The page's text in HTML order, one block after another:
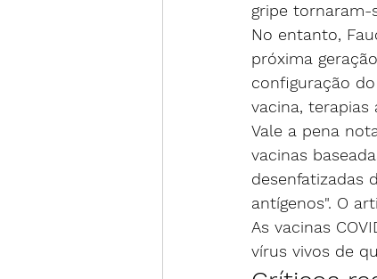
gripe tornaram-
No entanto,
próxima
configuração
vacina,
Vale a pena
vacinas
desenfatizadas
antígenos". O
As vacinas
vírus vivos de